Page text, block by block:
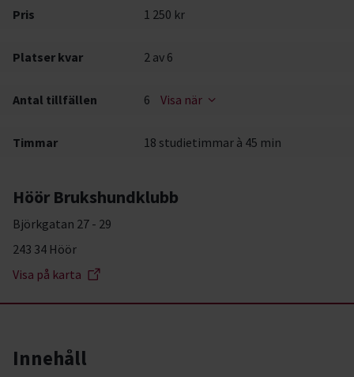
Pris 1 250 kr
Platser kvar 2 av 6
Antal tillfällen 6 Visa när
Timmar 18 studietimmar à 45 min
Höör Brukshundklubb
Björkgatan 27 - 29
243 34 Höör
Visa på karta
Innehåll